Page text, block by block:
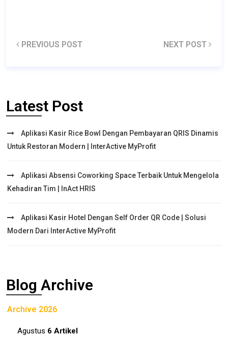
PREVIOUS POST NEXT POST
Latest Post
Aplikasi Kasir Rice Bowl Dengan Pembayaran QRIS Dinamis
Untuk Restoran Modern | InterActive MyProfit
Aplikasi Absensi Coworking Space Terbaik Untuk Mengelola
Kehadiran Tim | InAct HRIS
Aplikasi Kasir Hotel Dengan Self Order QR Code | Solusi
Modern Dari InterActive MyProfit
Blog Archive
Archive 2026
Agustus 6 Artikel